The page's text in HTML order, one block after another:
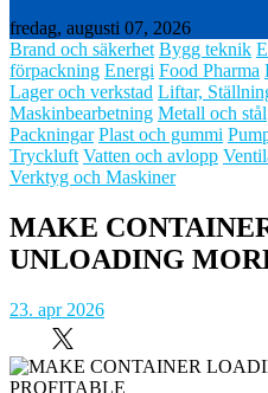
fredag, augusti 07, 2026
Brand och säkerhet Bygg teknik
förpackning Energi Food Pharma
Lager och verkstad Liftar,
Maskinbearbetning Metall och stål
Packningar Plast och gummi
Tryckluft Vatten och avlopp
Verktyg och Maskiner
MAKE
UNLOADING
23. apr 2026